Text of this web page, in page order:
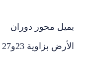
يميل محور دوران
الأرض بزاوية 23و27